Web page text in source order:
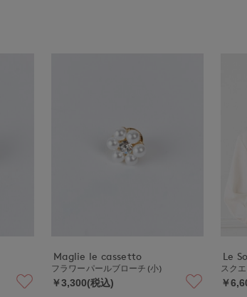
Maglie le cassetto
フラワーパールブローチ(小)
￥3,300(税込)
Le
スク
￥